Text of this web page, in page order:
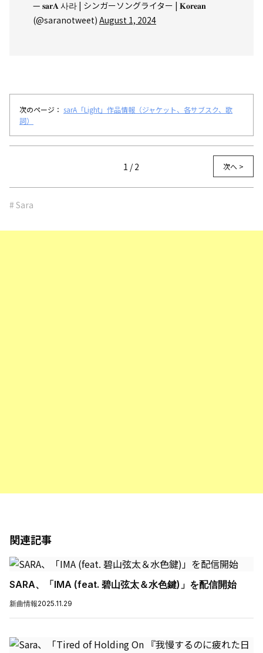
— 𝐬𝐚𝐫𝐀 사라 | シンガーソングライター | 𝐊𝐨𝐫𝐞𝐚𝐧
(@saranotweet) August 1, 2024
次のページ： sarA「Light」作品情報（ジャケット、各サブスク、歌
詞）
1 / 2 次へ >
# Sara
関連記事
SARA、「IMA (feat. 碧山弦太＆水色鍵)」を配信開始
新曲情報2025.11.29